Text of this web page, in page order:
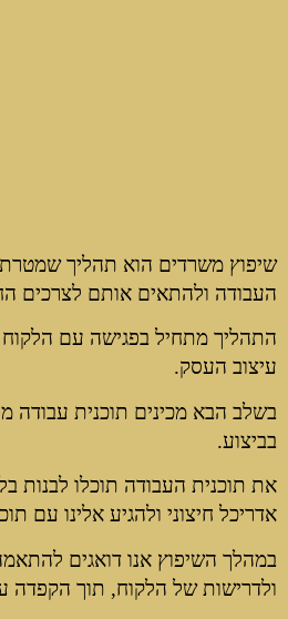
שיפוץ משרדים הוא תהליך
העבודה ולהתאים אותם לצרכים
התהליך מתחיל בפגישה עם הלקוח
עיצוב העסק.
בשלב הבא מכינים תוכנית עבודה
בביצוע.
את תוכנית העבודה תוכלו לבנות
אדריכל חיצוני ולהגיע אלינו עם
במהלך השיפוץ אנו דואגים
ולדרישות של הלקוח, תוך הקפדה